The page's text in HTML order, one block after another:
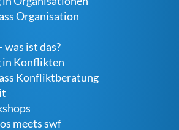
Organisation
ist das?
in Konflikten
Konfliktberatung
meets swf